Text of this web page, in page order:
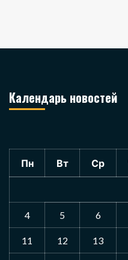
Календарь новостей
Пн Вт Ср
4 5 6
11 12 13